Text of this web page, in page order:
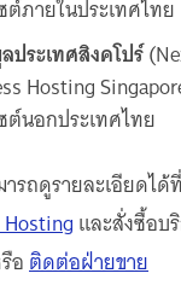
ต์ภายในประเทศไทย
ประเทศสิงคโปร์
Hosting
ต์นอกประเทศไทย
รถดูรายละเอียดได้
Hosting และสั่งซื้อบ
อติดต่อฝ่ายขาย